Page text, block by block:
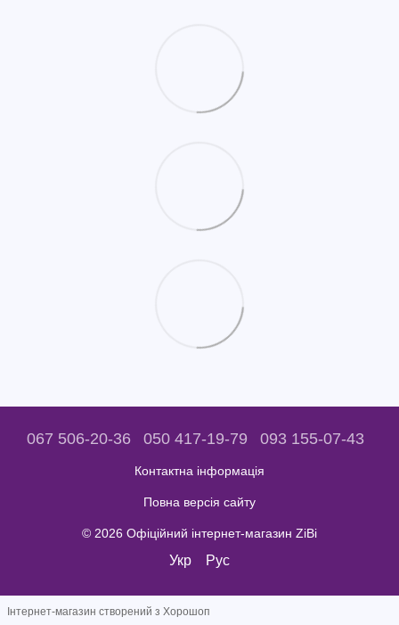
067 506-20-36 050 417-19-79 093 155-07-43
Контактна інформація
Повна версія сайту
© 2026 Офіційний інтернет-магазин ZiBi
Укр Рус
Інтернет-магазин створений з Хорошоп